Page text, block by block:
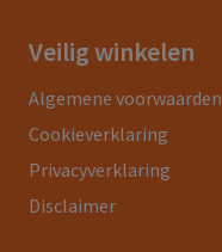
Veilig winkelen
Algemene voorwaarden
Cookieverklaring
Privacyverklaring
Disclaimer